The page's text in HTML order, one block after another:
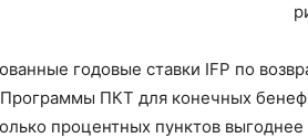
годовые ставки IFP по
ПКТ для конечных
процентных пунктов